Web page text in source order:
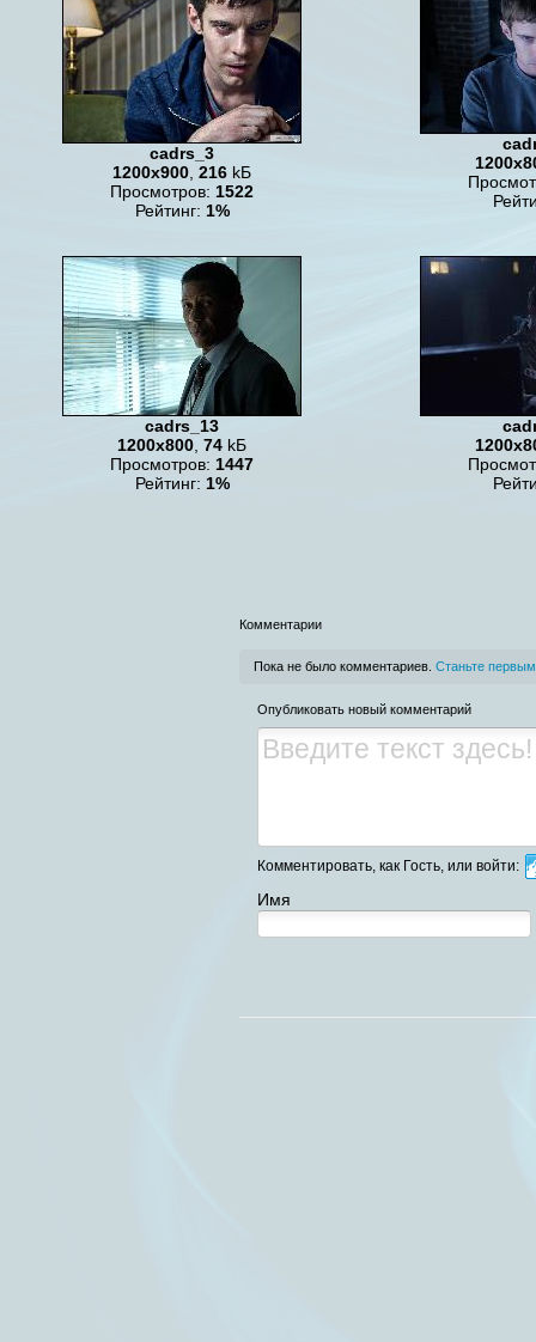
cadrs_3
1200x900 216 kБ
Просмотров: 1522
Рейтинг: 1%
cadrs_13
1200x800 74 kБ
Просмотров: 1447
Рейтинг: 1%
Комментарии
Пока не было комментариев. Станьте
Опубликовать новый комментарий
Комментировать, как Гость, или войти:
Имя